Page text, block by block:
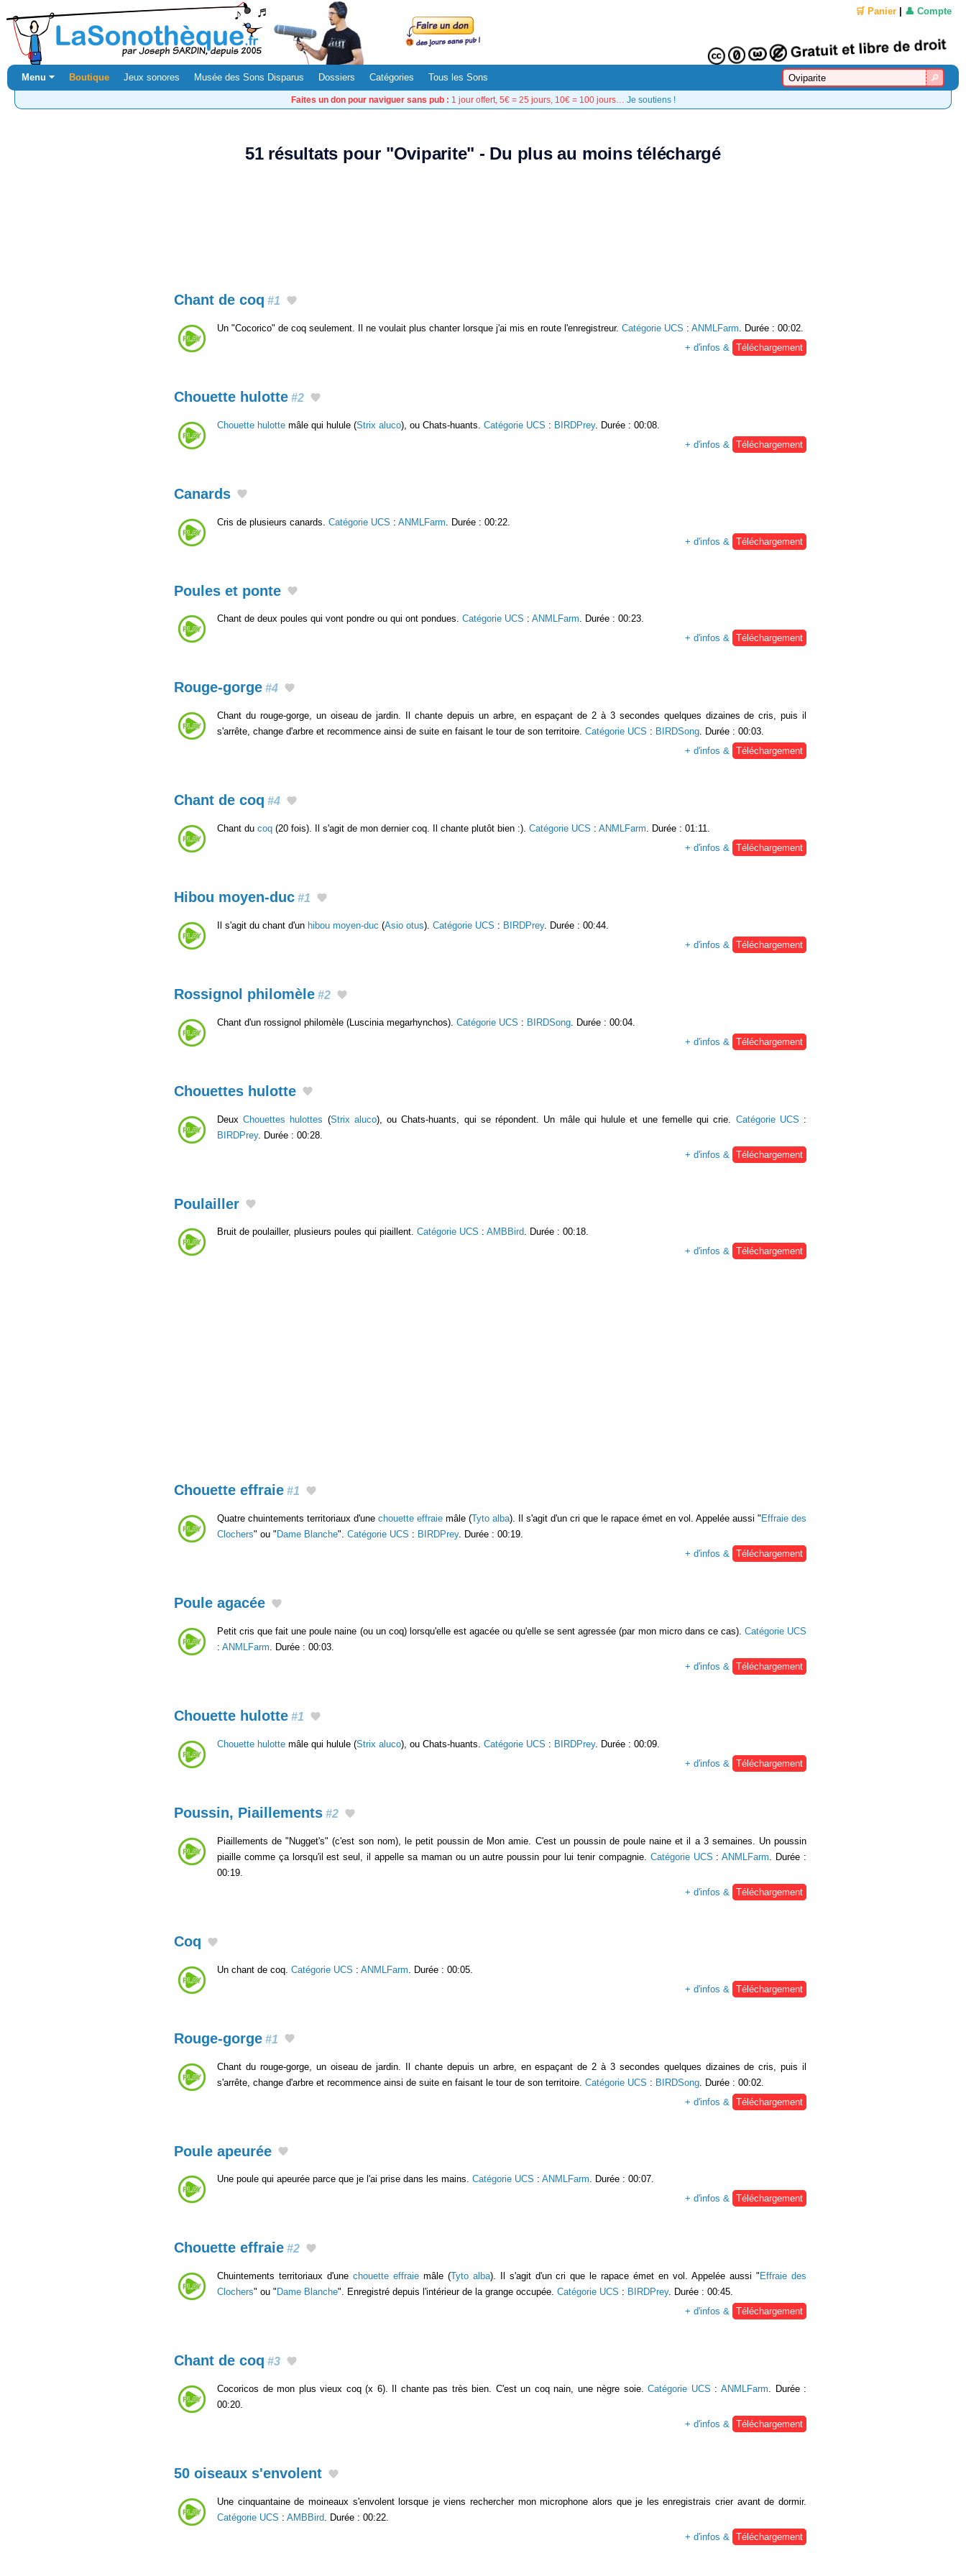
🛒 Panier 👤 Compte
Menu ⏷ Boutique Jeux sonores Musée des Sons Disparus Dossiers Catégories Tous les Sons
Faites un don pour naviguer sans pub : 1 jour offert, 5€ = 25 jours, 10€ = 100 jours… Je soutiens !
51 résultats pour "Oviparite" - Du plus au moins téléchargé
Chant de coq #1
Un "Cocorico" de coq seulement. Il ne voulait plus chanter lorsque j'ai mis en route l'enregistreur. Catégorie UCS : ANMLFarm . Durée : 00:02.
+ d'infos &
Téléchargement
Chouette hulotte #2
Chouette hulotte mâle qui hulule (Strix aluco), ou Chats-huants. Catégorie UCS : BIRDPrey. Durée : 00:08.
+ d'infos &
Téléchargement
Canards
Cris de plusieurs canards. Catégorie UCS : ANMLFarm . Durée : 00:22.
+ d'infos &
Téléchargement
Poules et ponte
Chant de deux poules qui vont pondre ou qui ont pondues. Catégorie UCS : ANMLFarm. Durée : 00:23.
+ d'infos & Téléchargement
Rouge-gorge #4
Chant du rouge-gorge, un oiseau de jardin. Il chante depuis un arbre, en espaçant de 2 à 3 secondes quelques dizaines de cris, puis il
s'arrête, change d'arbre et recommence ainsi de suite en faisant le tour de son territoire. Catégorie UCS : BIRDSong. Durée : 00:03.
+ d'infos & Téléchargement
Chant de coq #4
Chant du coq (20 fois). Il s'agit de mon dernier coq. Il chante plutôt bien :). Catégorie UCS : ANMLFarm. Durée : 01:11.
+ d'infos & Téléchargement
Hibou moyen-duc #1
Il s'agit du chant d'un hibou moyen-duc (Asio otus). Catégorie UCS : BIRDPrey. Durée : 00:44.
+ d'infos &
Téléchargement
Rossignol philomèle #2
Chant d'un rossignol philomèle (Luscinia megarhynchos). Catégorie UCS : BIRDSong . Durée : 00:04.
+ d'infos &
Téléchargement
Chouettes hulotte
DeuxChouettes hulottes (Strix aluco), ou Chats-huants, qui se répondent. Un mâle qui hulule et une femelle qui crie. Catégorie UCS :
BIRDPrey. Durée : 00:28.
+ d'infos &
Téléchargement
Poulailler
Bruit de poulailler, plusieurs poules qui piaillent. Catégorie UCS : AMBBird. Durée : 00:18.
+ d'infos & Téléchargement
Chouette effraie #1
Quatre chuintements territoriaux d'une chouette effraie mâle (Tyto alba). Il s'agit d'un cri que le rapace émet en vol. Appelée aussi " Effraie des
Clochers" ou " Dame Blanche". Catégorie UCS : BIRDPrey. Durée : 00:19.
+ d'infos & Téléchargement
Poule agacée
Petit cris que fait une poule naine (ou un coq) lorsqu'elle est agacée ou qu'elle se sent agressée (par mon micro dans ce cas). Catégorie UCS
: ANMLFarm. Durée : 00:03.
+ d'infos & Téléchargement
Chouette hulotte #1
Chouette hulotte mâle qui hulule (Strix aluco), ou Chats-huants. Catégorie UCS : BIRDPrey. Durée : 00:09.
+ d'infos &
Téléchargement
Poussin, Piaillements #2
Piaillements de "Nugget's" (c'est son nom), le petit poussin de Mon amie. C'est un poussin de poule naine et il a 3 semaines. Un poussin
piaille comme ça lorsqu'il est seul, il appelle sa maman ou un autre poussin pour lui tenir compagnie. Catégorie UCS :ANMLFarm . Durée :
00:19.
+ d'infos &
Téléchargement
Coq
Un chant de coq. Catégorie UCS : ANMLFarm . Durée : 00:05.
+ d'infos &
Téléchargement
Rouge-gorge #1
Chant du rouge-gorge, un oiseau de jardin. Il chante depuis un arbre, en espaçant de 2 à 3 secondes quelques dizaines de cris, puis il
s'arrête, change d'arbre et recommence ainsi de suite en faisant le tour de son territoire. Catégorie UCS : BIRDSong . Durée : 00:02.
+ d'infos &
Téléchargement
Poule apeurée
Une poule qui apeurée parce que je l'ai prise dans les mains. Catégorie UCS : ANMLFarm. Durée : 00:07.
+ d'infos & Téléchargement
Chouette effraie #2
Chuintements territoriaux d'une chouette effraiemâle (Tyto alba). Il s'agit d'un cri que le rapace émet en vol. Appelée aussi " Effraie des
Clochers" ou " Dame Blanche". Enregistré depuis l'intérieur de la grange occupée. Catégorie UCS : BIRDPrey. Durée : 00:45.
+ d'infos & Téléchargement
Chant de coq #3
Cocoricos de mon plus vieux coq (x 6). Il chante pas très bien. C'est un coq nain, une nègre soie.Catégorie UCS : ANMLFarm. Durée :
00:20.
+ d'infos & Téléchargement
50 oiseaux s'envolent
Une cinquantaine de moineaux s'envolent lorsque je viens rechercher mon microphone alors que je les enregistrais crier avant de dormir.
Catégorie UCS : AMBBird . Durée : 00:22.
+ d'infos &
Téléchargement